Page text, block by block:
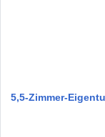
5,5-Zimmer-